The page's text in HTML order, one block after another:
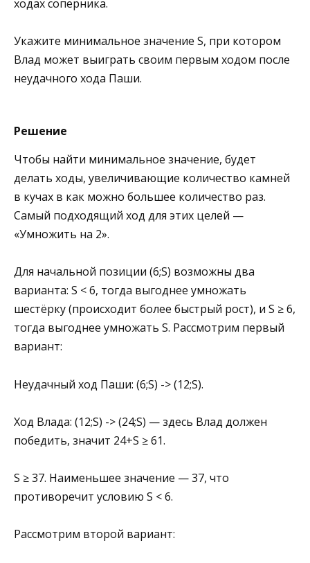
ходах соперника.
Укажите минимальное значение S, при котором
Влад может выиграть своим первым ходом после
неудачного хода Паши.
Решение
Чтобы найти минимальное значение, будет
делать ходы, увеличивающие количество камней
в кучах в как можно большее количество раз.
Самый подходящий ход для этих целей —
«Умножить на 2».
Для начальной позиции (6;S) возможны два
варианта: S < 6, тогда выгоднее умножать
шестёрку (происходит более быстрый рост), и S ≥ 6,
тогда выгоднее умножать S. Рассмотрим первый
вариант:
Неудачный ход Паши: (6;S) -> (12;S).
Ход Влада: (12;S) -> (24;S) — здесь Влад должен
победить, значит 24+S ≥ 61.
S ≥ 37. Наименьшее значение — 37, что
противоречит условию S < 6.
Рассмотрим второй вариант: